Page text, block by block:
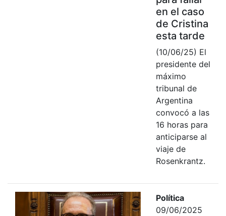
en el caso
de Cristina
esta tarde
(10/06/25) El
presidente del
máximo
tribunal de
Argentina
convocó a las
16 horas para
anticiparse al
viaje de
Rosenkrantz.
Política
09/06/2025